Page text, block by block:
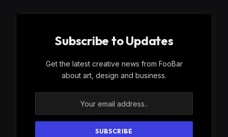
Subscribe to Updates
Get the latest creative news from FooBar
about art, design and business.